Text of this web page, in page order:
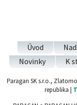
Úvod
Novinky
K
Paragan SK s.r.o.,
republika |